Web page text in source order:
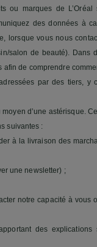
ou marques de L’Oréal
des données à
lorsque vous nous
salon de beauté). Dans
de comprendre
par des tiers, y
d’une astérisque.
suivantes :
à la livraison des
une newsletter) ;
notre capacité à vous
des explications